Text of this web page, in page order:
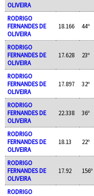
OLIVEIRA
RODRIGO
FERNANDES DE
OLIVEIRA
18.166 44º
RODRIGO
FERNANDES DE
OLIVEIRA
17.628 23º
RODRIGO
FERNANDES DE
OLIVEIRA
17.897 32º
RODRIGO
FERNANDES DE
OLIVEIRA
22.338 36º
RODRIGO
FERNANDES DE
OLIVEIRA
18.13 22º
RODRIGO
FERNANDES DE
OLIVEIRA
17.92 156º
RODRIGO